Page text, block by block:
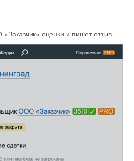
оценки и пишет отзыв.